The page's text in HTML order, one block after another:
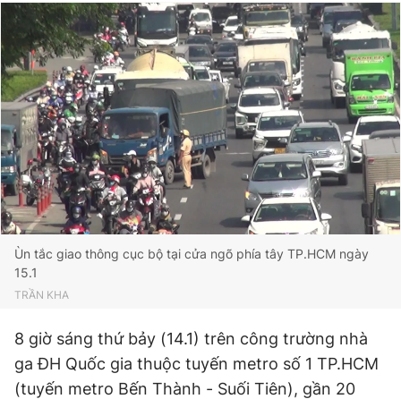
Theo dõi báo trên
Hotline
0906 645 777
Liên hệ quảng cáo
0908 780 404
Đặt báo Quảng cáo RSS Tòa soạn Chính sách bảo
Tổng biên tập: Nguyễn Ngọc Toàn
Phó tổng biên tập thường trực: Hải Thành
Phó tổng biên tập: Lâm Hiếu Dũng
Phó tổng biên tập: Trần Việt Hưng
Tổng thư ký tòa soạn: Đức Trung
© 2003-2026 Bản quyền thuộc về Báo Thanh Niên. Cấm sao
chép dưới mọi hình thức nếu không có sự chấp thuận bằng văn
bản. Phát triển bởi ePi Technologies, JSC.
Ùn tắc giao thông cục bộ tại cửa ngõ phía tây TP.HCM ngày
15.1
TRẦN KHA
8 giờ sáng thứ bảy (14.1) trên công trường nhà
ga ĐH Quốc gia thuộc tuyến metro số 1 TP.HCM
(tuyến metro Bến Thành - Suối Tiên), gần 20